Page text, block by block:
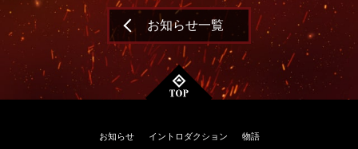
お知らせ一覧
お知らせ イントロダクション
物語